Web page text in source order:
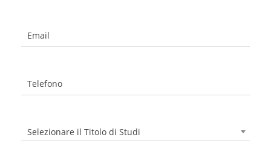
Email
Telefono
Selezionare il Titolo di Studi